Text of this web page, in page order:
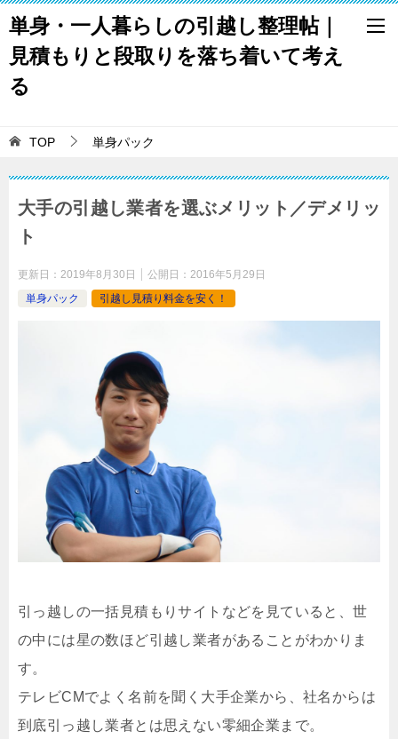
単身・一人暮らしの引越し整理帖｜
見積もりと段取りを落ち着いて考え
る
TOP 単身パック
大手の引越し業者を選ぶメリット／デメリッ
ト
更新日： 2019年8月30日 公開日： 2016年5月29日
単身パック
引越し見積り料金を安く！
引っ越しの一括見積もりサイトなどを見ていると、世
の中には星の数ほど引越し業者があることがわかりま
す。
テレビCMでよく名前を聞く大手企業から、社名からは
到底引っ越し業者とは思えない零細企業まで。